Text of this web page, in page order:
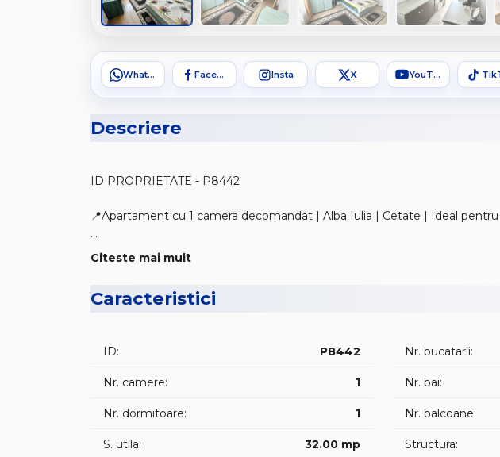
WhatsApp Facebook Insta X YouTube
Descriere
ID PROPRIETATE - P8442
📍Apartament cu 1 camera
🏢 INTERMEDIA Imobiliare va ofera spre vanzare o garsoniera
📐Imobilul are o suprafata utila de 32 mp. si suprafata totala de 36 mp mp.,
- 1 bucatarie;
- 1 dormitor;
Citeste mai mult
Caracteristici
ID: P8442
Nr. camere: 1
Nr. dormitoare: 1
S. utila: 32.00 mp
Nr. bucatarii:
Nr. bai:
Nr. balcoane:
Structura: